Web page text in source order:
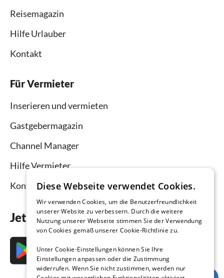
Reisemagazin
Hilfe Urlauber
Kontakt
Für Vermieter
Inserieren und vermieten
Gastgebermagazin
Channel Manager
Hilfe Vermieter
Kontakt
Jetzt die App downloaden
Diese Webseite verwendet Cookies.
Wir verwenden Cookies, um die Benutzerfreundlichkeit
unserer Website zu verbessern. Durch die weitere
Nutzung unserer Webseite stimmen Sie der Verwendung
von Cookies gemäß unserer Cookie-Richtlinie zu.
Unter Cookie-Einstellungen können Sie Ihre
Einstellungen anpassen oder die Zustimmung
widerrufen. Wenn Sie nicht zustimmen, werden nur